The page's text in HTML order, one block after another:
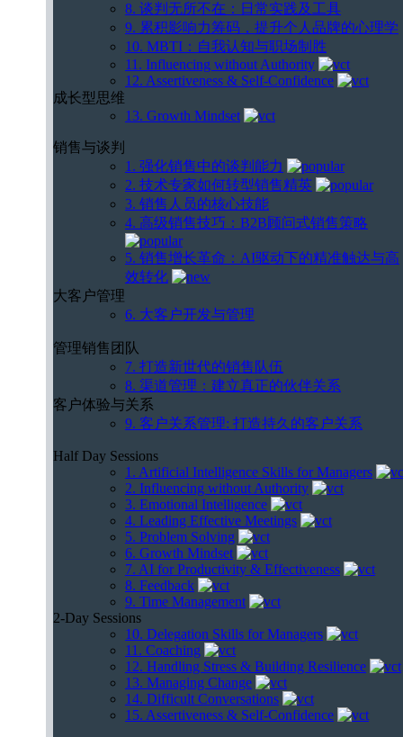
8. 谈判无所不在：日常实践及工具
9. 累积影响力筹码，提升个人品牌的心理学
10. MBTI：自我认知与职场制胜
11. Influencing without Authority
12. Assertiveness & Self-Confidence
成长型思维
13. Growth Mindset
销售与谈判
1. 强化销售中的谈判能力
2. 技术专家如何转型销售精英
3. 销售人员的核心技能
4. 高级销售技巧：B2B顾问式销售策略
5. 销售增长革命：AI驱动下的精准触达与高
效转化
大客户管理
6. 大客户开发与管理
管理销售团队
7. 打造新世代的销售队伍
8. 渠道管理：建立真正的伙伴关系
客户体验与关系
9. 客户关系管理: 打造持久的客户关系
Half Day Sessions
1. Artificial Intelligence Skills for Managers
2. Influencing without Authority
3. Emotional Intelligence
4. Leading Effective Meetings
5. Problem Solving
6. Growth Mindset
7. AI for Productivity & Effectiveness
8. Feedback
9. Time Management
2-Day Sessions
10. Delegation Skills for Managers
11. Coaching
12. Handling Stress & Building Resilience
13. Managing Change
14. Difficult Conversations
15. Assertiveness & Self-Confidence